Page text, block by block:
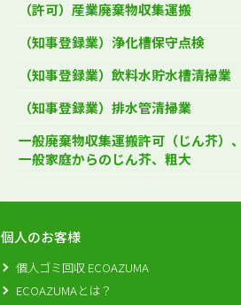
（許可）産業廃棄物収集運搬
（知事登録業）浄化槽保守点検
（知事登録業）飲料水貯水槽清掃業
（知事登録業）排水管清掃業
一般廃棄物収集運搬許可（じん芥）
一般家庭からのじん芥、粗大
個人のお客様
個人ゴミ回収 ECOAZUMA
ECOAZUMAとは？